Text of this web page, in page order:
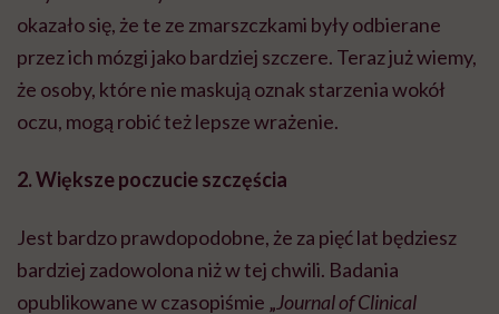
okazało się, że te ze zmarszczkami były odbierane
przez ich mózgi jako bardziej szczere. Teraz już wiemy,
że osoby, które nie maskują oznak starzenia wokół
oczu, mogą robić też lepsze wrażenie.
2. Większe poczucie szczęścia
Jest bardzo prawdopodobne, że za pięć lat będziesz
bardziej zadowolona niż w tej chwili. Badania
opublikowane w czasopiśmie „Journal of Clinical